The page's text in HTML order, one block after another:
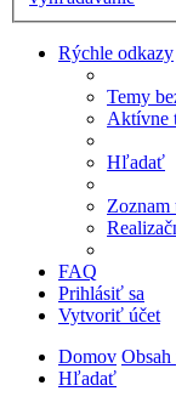
Rýchle odkazy
Temy
Aktívne
Hľadať
FAQ
Prihlásiť sa
Vytvoriť účet
Domov
Hľadať